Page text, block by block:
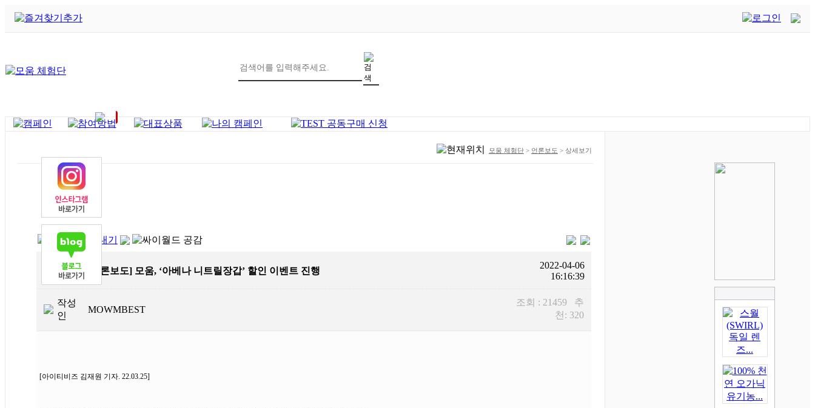
6
모움 체험단 > 언론보도 > 상세보기
제목 [언론보도] 모움, ‘아베나 니트릴장갑’ 할인 이벤트 진행
2022-04-06
16:16:39
작성
인
MOWMBEST
조회 : 21459 추
천: 320
[아이티비즈 김재원 기자. 22.03.25]